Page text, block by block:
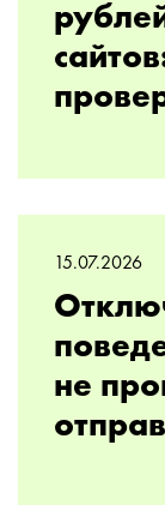
15.07.2026
не